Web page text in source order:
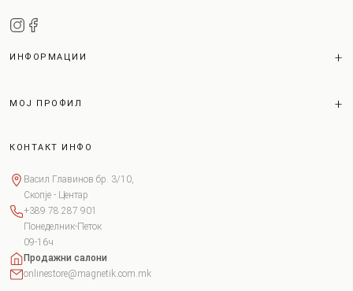
ИНФОРМАЦИИ
МОЈ ПРОФИЛ
КОНТАКТ ИНФО
Васил Главинов бр. 3/10,
Скопје - Центар
+389 78 287 901
Понеделник-Петок
09-16ч
Продажни салони
onlinestore@magnetik.com.mk